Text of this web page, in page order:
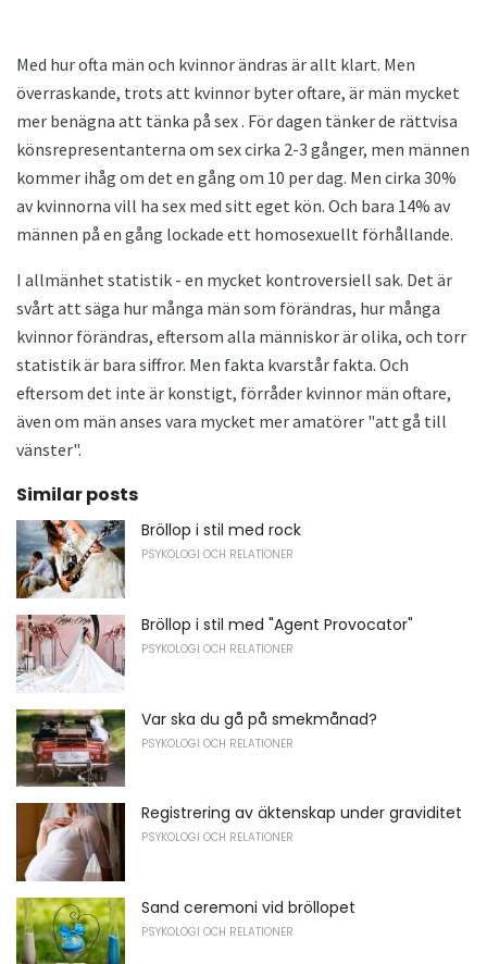
Med hur ofta män och kvinnor ändras är allt klart. Men
överraskande, trots att kvinnor byter oftare, är män mycket
mer benägna att tänka på sex . För dagen tänker de rättvisa
könsrepresentanterna om sex cirka 2-3 gånger, men männen
kommer ihåg om det en gång om 10 per dag. Men cirka 30%
av kvinnorna vill ha sex med sitt eget kön. Och bara 14% av
männen på en gång lockade ett homosexuellt förhållande.
I allmänhet statistik - en mycket kontroversiell sak. Det är
svårt att säga hur många män som förändras, hur många
kvinnor förändras, eftersom alla människor är olika, och torr
statistik är bara siffror. Men fakta kvarstår fakta. Och
eftersom det inte är konstigt, förråder kvinnor män oftare,
även om män anses vara mycket mer amatörer "att gå till
vänster".
Similar posts
Bröllop i stil med rock
PSYKOLOGI OCH RELATIONER
Bröllop i stil med "Agent Provocator"
PSYKOLOGI OCH RELATIONER
Var ska du gå på smekmånad?
PSYKOLOGI OCH RELATIONER
Registrering av äktenskap under graviditet
PSYKOLOGI OCH RELATIONER
Sand ceremoni vid bröllopet
PSYKOLOGI OCH RELATIONER